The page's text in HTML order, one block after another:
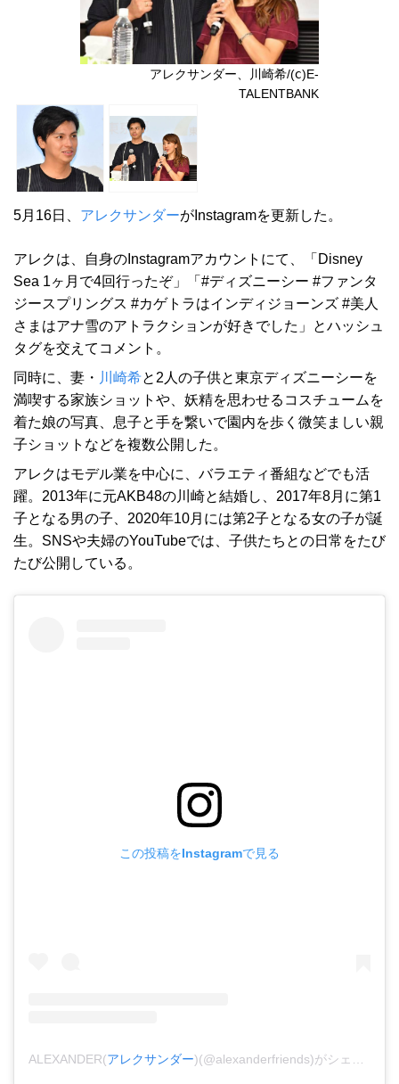
アレクサンダー、川崎希/(ⅽ)E-
TALENTBANK
5月16日、 アレクサンダーがInstagramを更新した。
アレクは、自身のInstagramアカウントにて、「Disney
Sea 1ヶ月で4回行ったぞ」「#ディズニーシー #ファンタ
ジースプリングス #カゲトラはインディジョーンズ #美人
さまはアナ雪のアトラクションが好きでした」とハッシュ
タグを交えてコメント。
同時に、妻・ 川崎希と2人の子供と東京ディズニーシーを
満喫する家族ショットや、妖精を思わせるコスチュームを
着た娘の写真、息子と手を繋いで園内を歩く微笑ましい親
子ショットなどを複数公開した。
アレクはモデル業を中心に、バラエティ番組などでも活
躍。2013年に元AKB48の川崎と結婚し、2017年8月に第1
子となる男の子、2020年10月には第2子となる女の子が誕
生。SNSや夫婦のYouTubeでは、子供たちとの日常をたび
たび公開している。
この投稿をInstagramで見る
ALEXANDER(アレクサンダー)(@alexanderfriends)がシェアした投稿